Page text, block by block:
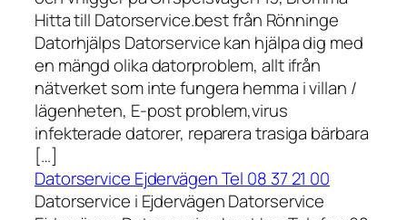
Hitta till Datorservice.best från Rönninge
Datorhjälps Datorservice kan hjälpa dig med
en mängd olika datorproblem, allt ifrån
nätverket som inte fungera hemma i villan /
lägenheten, E-post problem,virus
infekterade datorer, reparera trasiga bärbara
[…]
Datorservice Ejdervägen Tel 08 37 21 00
Datorservice i Ejdervägen Datorservice